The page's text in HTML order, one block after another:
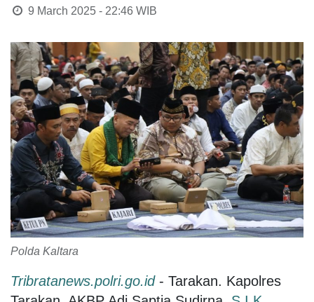
9 March 2025 - 22:46WIB
Polda Kaltara
Tribratanews.polri.go.id- Tarakan. Kapolres